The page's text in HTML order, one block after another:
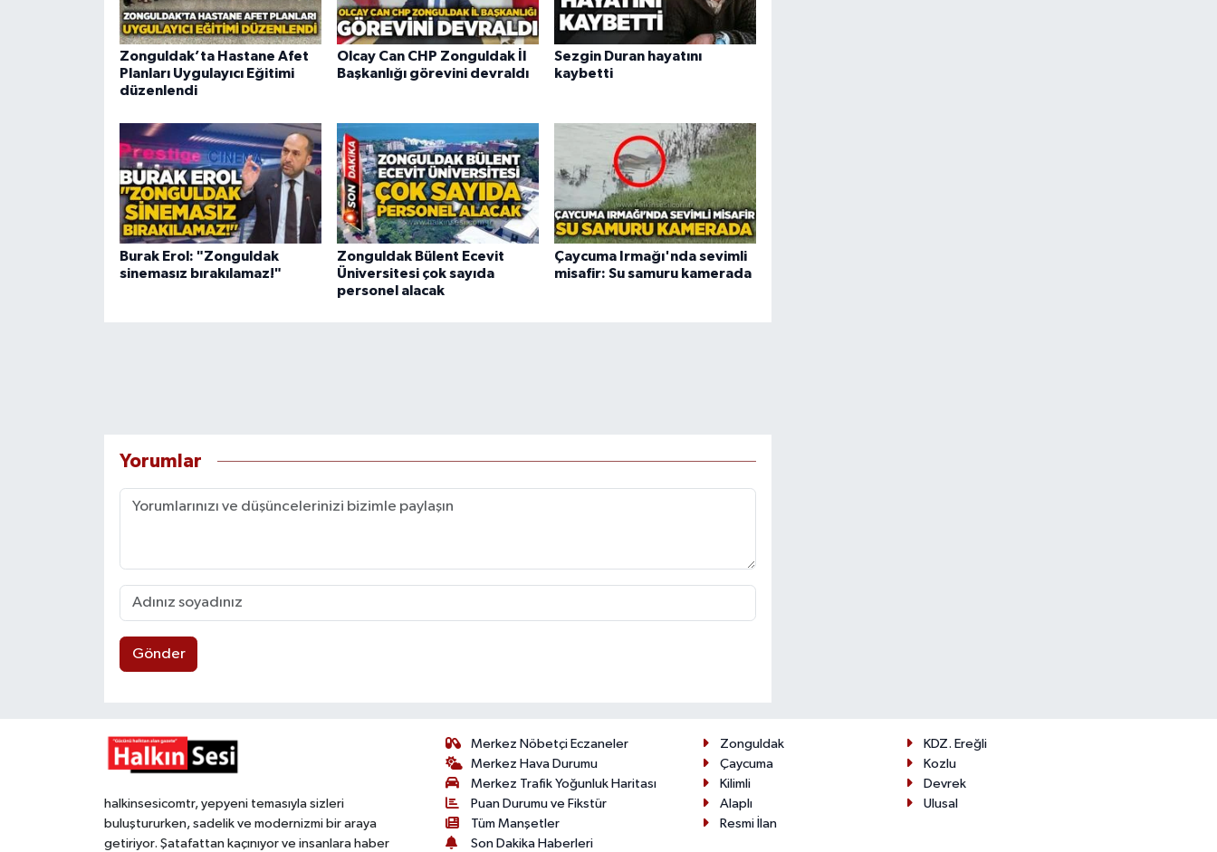
Zonguldak’ta Hastane Afet
Planları Uygulayıcı Eğitimi
düzenlendi
Olcay Can CHP Zonguldak İl
Başkanlığı görevini devraldı
Sezgin Duran hayatını
kaybetti
Burak Erol: "Zonguldak
sinemasız bırakılamaz!"
Zonguldak Bülent Ecevit
Üniversitesi çok sayıda
personel alacak
Çaycuma Irmağı'nda sevimli
misafir: Su samuru kamerada
Yorumlar
Gönder
halkinsesicomtr, yepyeni temasıyla sizleri
buluştururken, sadelik ve modernizmi bir araya
getiriyor. Şatafattan kaçınıyor ve insanlara haber
Merkez Nöbetçi Eczaneler
Merkez Hava Durumu
Merkez Trafik Yoğunluk Haritası
Puan Durumu ve Fikstür
Tüm Manşetler
Son Dakika Haberleri
Zonguldak
KDZ. Ereğli
Çaycuma
Kozlu
Kilimli
Devrek
Alaplı
Ulusal
Resmi İlan